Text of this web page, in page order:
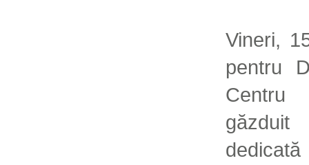
Vineri,
pentru